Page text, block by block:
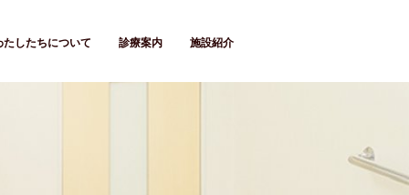
たしたちについて 診療案内 施設紹介